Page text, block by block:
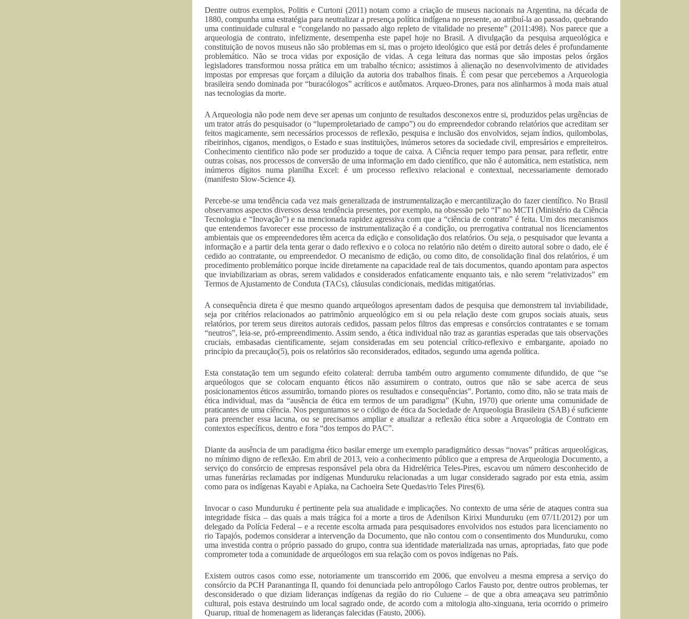
Dentre outros exemplos, Politis e Curtoni (2011) notam como a criação de museus nacionais na Argentina, na década de
1880, compunha uma estratégia para neutralizar a presença política indígena no presente, ao atribuí-la ao passado, quebrando
uma continuidade cultural e “congelando no passado algo repleto de vitalidade no presente” (2011:498). Nos parece que a
arqueologia de contrato, infelizmente, desempenha este papel hoje no Brasil. A divulgação da pesquisa arqueológica e
constituição de novos museus não são problemas em si, mas o projeto ideológico que está por detrás deles é profundamente
problemático. Não se troca vidas por exposição de vidas. A cega leitura das normas que são impostas pelos órgãos
legisladores transformou nossa prática em um trabalho técnico; assistimos à alienação no desenvolvimento de atividades
impostas por empresas que forçam a diluição da autoria dos trabalhos finais. É com pesar que percebemos a Arqueologia
brasileira sendo dominada por “buracólogos” acríticos e autômatos. Arqueo-Drones, para nos alinharmos à moda mais atual
nas tecnologias da morte.
A Arqueologia não pode nem deve ser apenas um conjunto de resultados desconexos entre si, produzidos pelas urgências de
um trator atrás do pesquisador (o “lupemproletariado de campo”) ou do empreendedor cobrando relatórios que acreditam ser
feitos magicamente, sem necessários processos de reflexão, pesquisa e inclusão dos envolvidos, sejam índios, quilombolas,
ribeirinhos, ciganos, mendigos, o Estado e suas instituições, inúmeros setores da sociedade civil, empresários e empreiteiros.
Conhecimento cientifico não pode ser produzido a toque de caixa. A Ciência requer tempo para pensar, para refletir, entre
outras coisas, nos processos de conversão de uma informação em dado científico, que não é automática, nem estatística, nem
inúmeros dígitos numa planilha Excel: é um processo reflexivo relacional e contextual, necessariamente demorado
(manifesto Slow-Science 4).
Percebe-se uma tendência cada vez mais generalizada de instrumentalização e mercantilização do fazer científico. No Brasil
observamos aspectos diversos dessa tendência presentes, por exemplo, na obsessão pelo “I” no MCTI (Ministério da Ciência
Tecnologia e “Inovação”) e na mencionada rapidez agressiva com que a “ciência de contrato” é feita. Um dos mecanismos
que entendemos favorecer esse processo de instrumentalização é a condição, ou prerrogativa contratual nos licenciamentos
ambientais que os empreendedores têm acerca da edição e consolidação dos relatórios. Ou seja, o pesquisador que levanta a
informação e a partir dela tenta gerar o dado reflexivo e o coloca no relatório não detém o direito autoral sobre o dado, ele é
cedido ao contratante, ou empreendedor. O mecanismo de edição, ou como dito, de consolidação final dos relatórios, é um
procedimento problemático porque incide diretamente na capacidade real de tais documentos, quando apontam para aspectos
que inviabilizariam as obras, serem validados e considerados enfaticamente enquanto tais, e não serem “relativizados” em
Termos de Ajustamento de Conduta (TACs), cláusulas condicionais, medidas mitigatórias.
A consequência direta é que mesmo quando arqueólogos apresentam dados de pesquisa que demonstrem tal inviabilidade,
seja por critérios relacionados ao patrimônio arqueológico em si ou pela relação deste com grupos sociais atuais, seus
relatórios, por terem seus direitos autorais cedidos, passam pelos filtros das empresas e consórcios contratantes e se tornam
“neutros”, leia-se, pró-empreendimento. Assim sendo, a ética individual não traz as garantias esperadas que tais observações
cruciais, embasadas cientificamente, sejam consideradas em seu potencial crítico-reflexivo e embargante, apoiado no
princípio da precaução(5), pois os relatórios são reconsiderados, editados, segundo uma agenda política.
Esta constatação tem um segundo efeito colateral: derruba também outro argumento comumente difundido, de que “se
arqueólogos que se colocam enquanto éticos não assumirem o contrato, outros que não se sabe acerca de seus
posicionamentos éticos assumirão, tornando piores os resultados e consequências”. Portanto, como dito, não se trata mais de
ética individual, mas da “ausência de ética em termos de um paradigma” (Kuhn, 1970) que oriente uma comunidade de
praticantes de uma ciência. Nos perguntamos se o código de ética da Sociedade de Arqueologia Brasileira (SAB) é suficiente
para preencher essa lacuna, ou se precisamos ampliar e atualizar a reflexão ética sobre a Arqueologia de Contrato em
contextos específicos, dentro e fora “dos tempos do PAC”.
Diante da ausência de um paradigma ético basilar emerge um exemplo paradigmático dessas “novas” práticas arqueológicas,
no mínimo digno de reflexão. Em abril de 2013, veio a conhecimento público que a empresa de Arqueologia Documento, a
serviço do consórcio de empresas responsável pela obra da Hidrelétrica Teles-Pires, escavou um número desconhecido de
urnas funerárias reclamadas por indígenas Munduruku relacionadas a um lugar considerado sagrado por esta etnia, assim
como para os indígenas Kayabi e Apiaka, na Cachoeira Sete Quedas/rio Teles Pires(6).
Invocar o caso Munduruku é pertinente pela sua atualidade e implicações. No contexto de uma série de ataques contra sua
integridade física – das quais a mais trágica foi a morte a tiros de Adenilson Kirixi Munduruku (em 07/11/2012) por um
delegado da Polícia Federal – e a recente escolta armada para pesquisadores envolvidos nos estudos para licenciamento no
rio Tapajós, podemos considerar a intervenção da Documento, que não contou com o consentimento dos Munduruku, como
uma investida contra o próprio passado do grupo, contra sua identidade materializada nas urnas, apropriadas, fato que pode
comprometer toda a comunidade de arqueólogos em sua relação com os povos indígenas no País.
Existem outros casos como esse, notoriamente um transcorrido em 2006, que envolveu a mesma empresa a serviço do
consórcio da PCH Paranantinga II, quando foi denunciada pelo antropólogo Carlos Fausto por, dentre outros problemas, ter
desconsiderado o que diziam lideranças indígenas da região do rio Culuene – de que a obra ameaçava seu patrimônio
cultural, pois estava destruindo um local sagrado onde, de acordo com a mitologia alto-xinguana, teria ocorrido o primeiro
Quarup, ritual de homenagem as lideranças falecidas (Fausto, 2006).